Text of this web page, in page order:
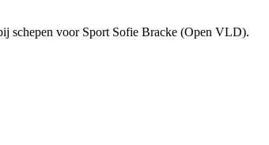
schepen voor Sport Sofie Bracke (Open VLD).